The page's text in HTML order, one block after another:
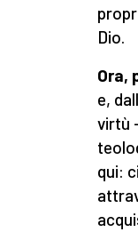
Dio.
Ora,
e,
virtù
qui: